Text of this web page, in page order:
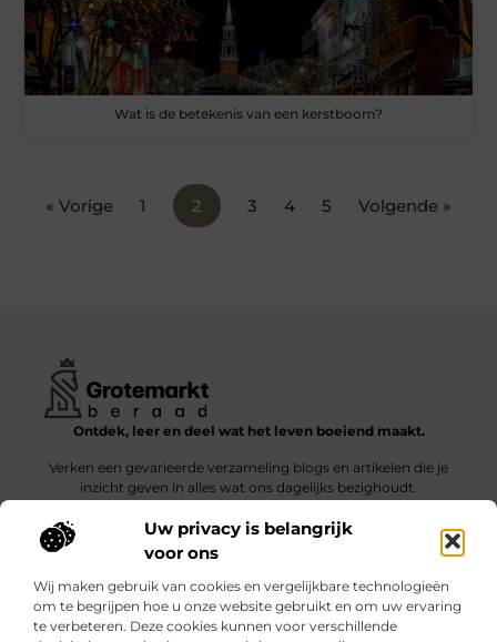
Uw privacy is belangrijk
voor ons
Wij maken gebruik van cookies en vergelijkbare technologieën
om te begrijpen hoe u onze website gebruikt en om uw ervaring
te verbeteren. Deze cookies kunnen voor verschillende
Wat is de betekenis van een kerstboom?
« Vorige 1 2 3 4 5 Volgende »
Ontdek, leer en deel wat het leven boeiend maakt.
Verken een gevarieerde verzameling blogs en artikelen die je
inzicht geven in alles wat ons dagelijks bezighoudt.
Bericht categorie